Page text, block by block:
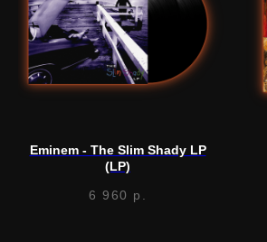
Eminem - The Slim Shady LP
(LP)
6 960 р.
Нужна
Написать в Telegram
с заказом